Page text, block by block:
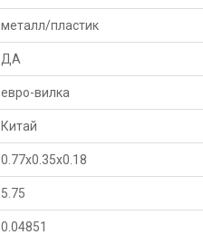
металл/пластик
ДА
евро-вилка
Китай
0.77x0.35x0.18
5.75
0.04851